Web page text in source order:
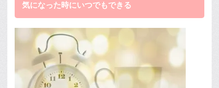
気になった時にいつでもできる